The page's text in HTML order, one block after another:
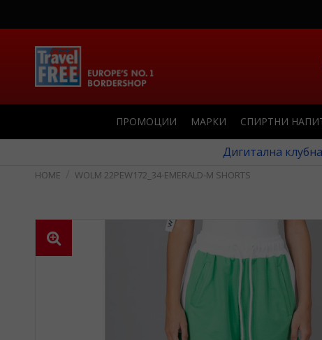
ПРОМОЦИИ МАРКИ СПИРТНИ
Дигитална
WOLM 22PEW172_34-EMERALD-M SHORTS